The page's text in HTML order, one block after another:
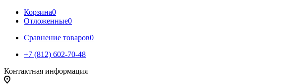
Корзина0
Отложенные0
Сравнение товаров0
+7 (812) 602-70-48
Контактная информация